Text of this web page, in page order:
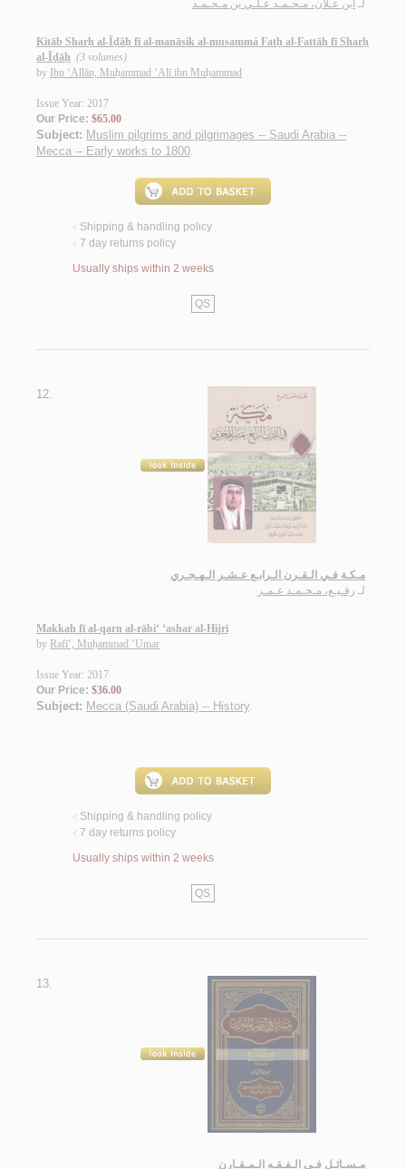
لـ ابن عـلاّن، مـحـمـد عـلـي بن مـحـمـد
Kitāb Sharḥ al-Īḍāḥ fī al-manāsik al-musammá Fatḥ al-Fattāḥ fī Sharḥ
al-Īḍāḥ (3 volumes)
by Ibn ‘Allān, Muḥammad ‘Alī ibn Muḥammad
Issue Year: 2017
Our Price: $65.00
Subject: Muslim pilgrims and pilgrimages -- Saudi Arabia --
Mecca -- Early works to 1800.
< Shipping & handling policy
< 7 day returns policy
Usually ships within 2 weeks
QS
12.
مـكـة فـي الـقـرن الـرابـع عـشـر الـهـجـري
لـ رفـيـع، مـحـمـد عـمـر
Makkah fī al-qarn al-rābi‘ ‘ashar al-Hijrī
by Rafī‘, Muḥammad ‘Umar
Issue Year: 2017
Our Price: $36.00
Subject: Mecca (Saudi Arabia) -- History.
< Shipping & handling policy
< 7 day returns policy
Usually ships within 2 weeks
QS
13.
مـسـائـل فـي الـفـقـه الـمـقـارن